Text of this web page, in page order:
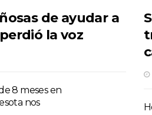
de ayudar a
la voz
8 meses en
nos